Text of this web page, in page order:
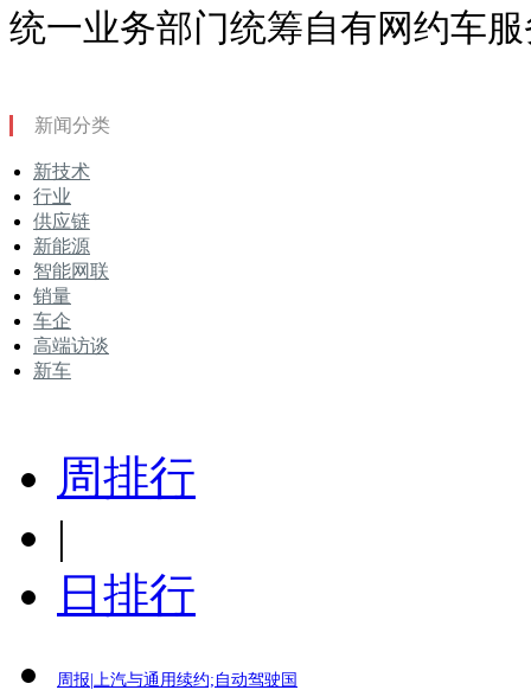
统一业务部门统筹自有网约车
新闻分类
新技术
行业
供应链
新能源
智能网联
销量
车企
高端访谈
新车
周排行
|
日排行
周报|上汽与通用续约;自动驾驶国